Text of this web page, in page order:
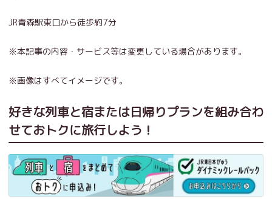
JR青森駅東口から徒歩約7分
※本記事の内容・サービス等は変更している場合があります。
※画像はすべてイメージです。
好きな列車と宿または日帰りプランを組み合わ
せておトクに旅行しよう！